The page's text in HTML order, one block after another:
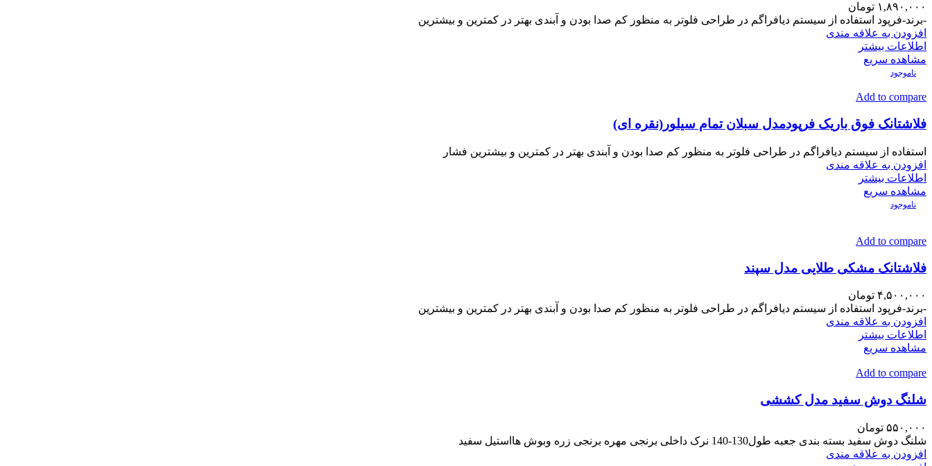
۱,۸۹۰,۰۰۰ تومان
-برند-فرپود استفاده از سیستم دیافراگم در طراحی فلوتر به منظور کم صدا بودن و آبندی بهتر در کمترین و بیشترین
افزودن به علاقه مندی
اطلاعات بیشتر
مشاهده سریع
ناموجود
Add to compare
فلاشتانک فوق باریک فرپودمدل سبلان تمام سیلور(نقره ای)
استفاده از سیستم دیافراگم در طراحی فلوتر به منظور کم صدا بودن و آبندی بهتر در کمترین و بیشترین فشار
افزودن به علاقه مندی
اطلاعات بیشتر
مشاهده سریع
ناموجود
Add to compare
فلاشتانک مشکی طلایی مدل سپند
۴,۵۰۰,۰۰۰ تومان
-برند-فرپود استفاده از سیستم دیافراگم در طراحی فلوتر به منظور کم صدا بودن و آبندی بهتر در کمترین و بیشترین
افزودن به علاقه مندی
اطلاعات بیشتر
مشاهده سریع
Add to compare
شلنگ دوش سفید مدل کششی
۵۵۰,۰۰۰ تومان
شلنگ دوش سفید بسته بندی جعبه طول130-140 نرک داخلی برنجی مهره برنجی زره وبوش هااستیل سفید
افزودن به علاقه مندی